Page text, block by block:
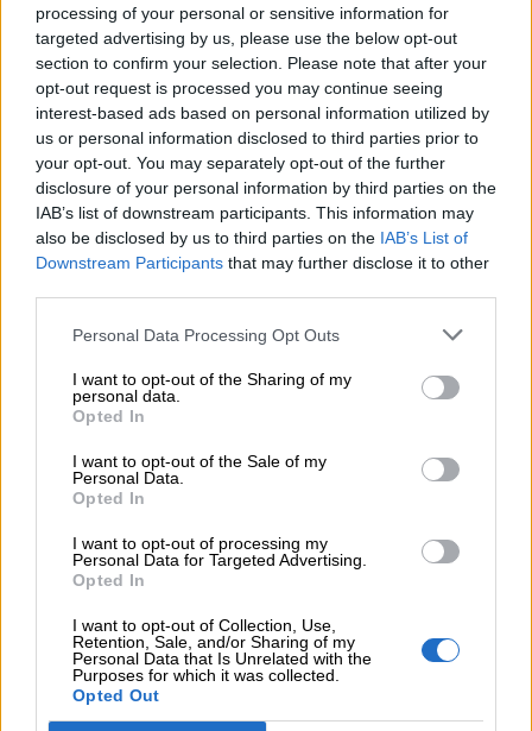
processing of your personal or sensitive information for
targeted advertising by us, please use the below opt-out
section to confirm your selection. Please note that after your
opt-out request is processed you may continue seeing
interest-based ads based on personal information utilized by
us or personal information disclosed to third parties prior to
your opt-out. You may separately opt-out of the further
disclosure of your personal information by third parties on the
IAB’s list of downstream participants. This information may
also be disclosed by us to third parties on the IAB’s List of
Downstream Participants that may further disclose it to other
Personal Data Processing Opt Outs
I want to opt-out of the Sharing of my
personal data.
Opted In
I want to opt-out of the Sale of my
Personal Data.
Opted In
I want to opt-out of processing my
Personal Data for Targeted Advertising.
Opted In
I want to opt-out of Collection, Use,
Retention, Sale, and/or Sharing of my
Personal Data that Is Unrelated with the
Purposes for which it was collected.
Opted Out
05.08.2026 - 08:37
Ιωάννης Μπολέτης – ΩΝΑΣΕΙΟ
04.08.2026 - 15:33
ERGO Hellas: Μέτρα στήριξης για τους πληγέντες
ασφαλισμένους της από τις πυρκαγιές
04.08.2026 - 12:40
Τράπεζα Κύπρου: Ενισχυμένες κατά 31% οι ασφαλιστικές
υπηρεσίες - Κέρδη €252 εκατ. (+7%) και ROTE 18.8% στο
εξάμηνο
ΠΕΡΙΣΣΟΤΕΡΑ